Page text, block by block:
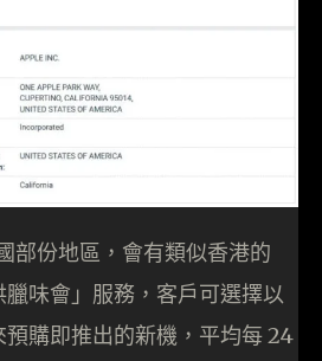
部份地區，會有類似香港的
臘味會」服務，客戶可選擇以
購即推出的新機，平均每 24